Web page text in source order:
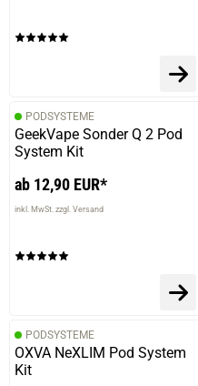
PODSYSTEME
GeekVape Sonder Q 2 Pod
System Kit
ab 12,90 EUR*
inkl. MwSt. zzgl. Versand
PODSYSTEME
OXVA NeXLIM Pod System
Kit